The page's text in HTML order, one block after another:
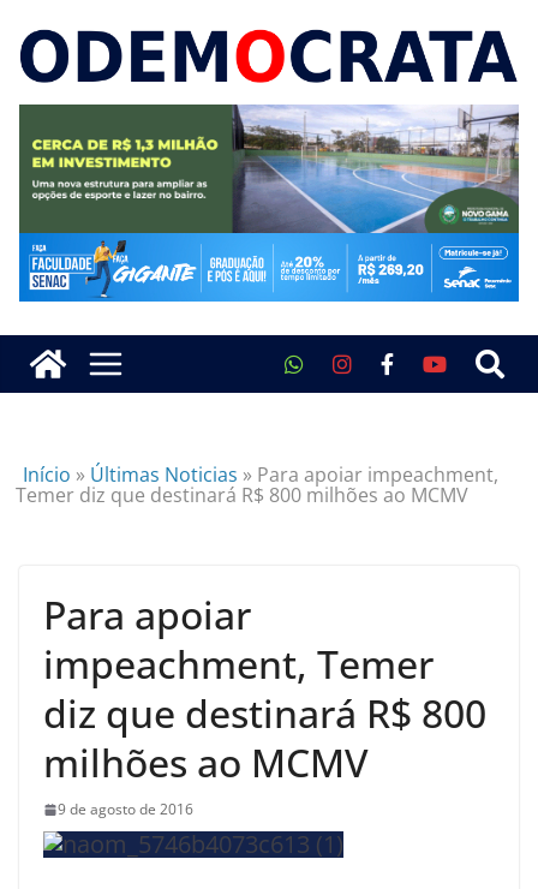
Início » Últimas Noticias » Para apoiar impeachment,
Temer diz que destinará R$ 800 milhões ao MCMV
Para apoiar
impeachment, Temer
diz que destinará R$ 800
milhões ao MCMV
9 de agosto de 2016